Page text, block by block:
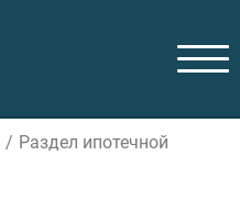
/ Раздел ипотечной